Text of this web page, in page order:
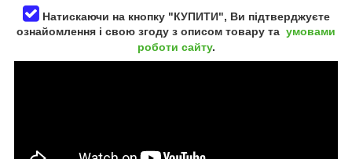
Натискаючи на кнопку "КУПИТИ", Ви підтверджуєте
ознайомлення і свою згоду з описом товару та умовами
роботи сайту.